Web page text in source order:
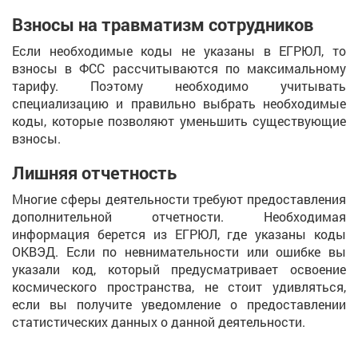
Взносы на травматизм сотрудников
Если необходимые коды не указаны в ЕГРЮЛ, то
взносы в ФСС рассчитываются по максимальному
тарифу. Поэтому необходимо учитывать
специализацию и правильно выбрать необходимые
коды, которые позволяют уменьшить существующие
взносы.
Лишняя отчетность
Многие сферы деятельности требуют предоставления
дополнительной отчетности. Необходимая
информация берется из ЕГРЮЛ, где указаны коды
ОКВЭД. Если по невнимательности или ошибке вы
указали код, который предусматривает освоение
космического пространства, не стоит удивляться,
если вы получите уведомление о предоставлении
статистических данных о данной деятельности.